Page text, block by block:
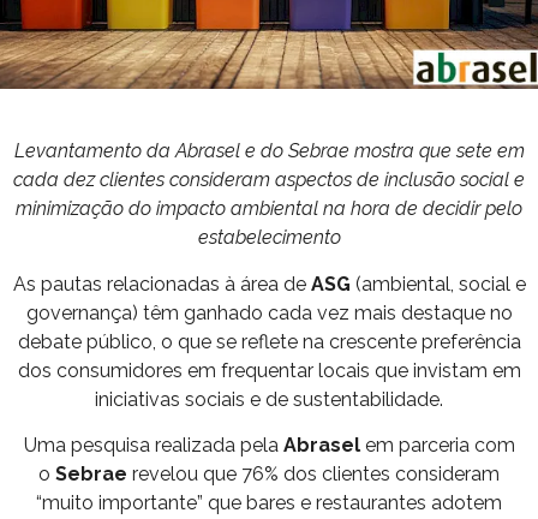
Levantamento da Abrasel e do Sebrae mostra que sete em
cada dez clientes consideram aspectos de inclusão social e
minimização do impacto ambiental na hora de decidir pelo
estabelecimento
As pautas relacionadas à área de ASG (ambiental, social e
governança) têm ganhado cada vez mais destaque no
debate público, o que se reflete na crescente preferência
dos consumidores em frequentar locais que invistam em
iniciativas sociais e de sustentabilidade.
Uma pesquisa realizada pela Abraselem parceria com
o Sebrae revelou que 76% dos clientes consideram
“muito importante” que bares e restaurantes adotem